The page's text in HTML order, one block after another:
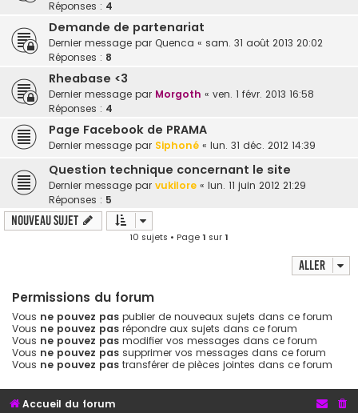
Réponses : 4
Demande de partenariat
Dernier message par Quenca « sam. 31 août 2013 20:02
Réponses : 8
Rheabase <3
Dernier message par Morgoth « ven. 1 févr. 2013 16:58
Réponses : 4
Page Facebook de PRAMA
Dernier message par Siphoné « lun. 31 déc. 2012 14:39
Question technique concernant le site
Dernier message par vukilore « lun. 11 juin 2012 21:29
Réponses : 5
Nouveau sujet
10 sujets • Page1 sur1
Aller
Permissions du forum
Vous ne pouvez pas publier de nouveaux sujets dans ce forum
Vous ne pouvez pas répondre aux sujets dans ce forum
Vous ne pouvez pas modifier vos messages dans ce forum
Vous ne pouvez pas supprimer vos messages dans ce forum
Vous ne pouvez pas transférer de pièces jointes dans ce forum
Accueil du forum